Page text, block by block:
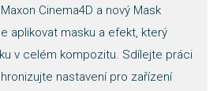
Cinema4D a nový Mask
aplikovat masku a efekt, který
v celém kompozitu. Sdílejte práci
nastavení pro zařízení